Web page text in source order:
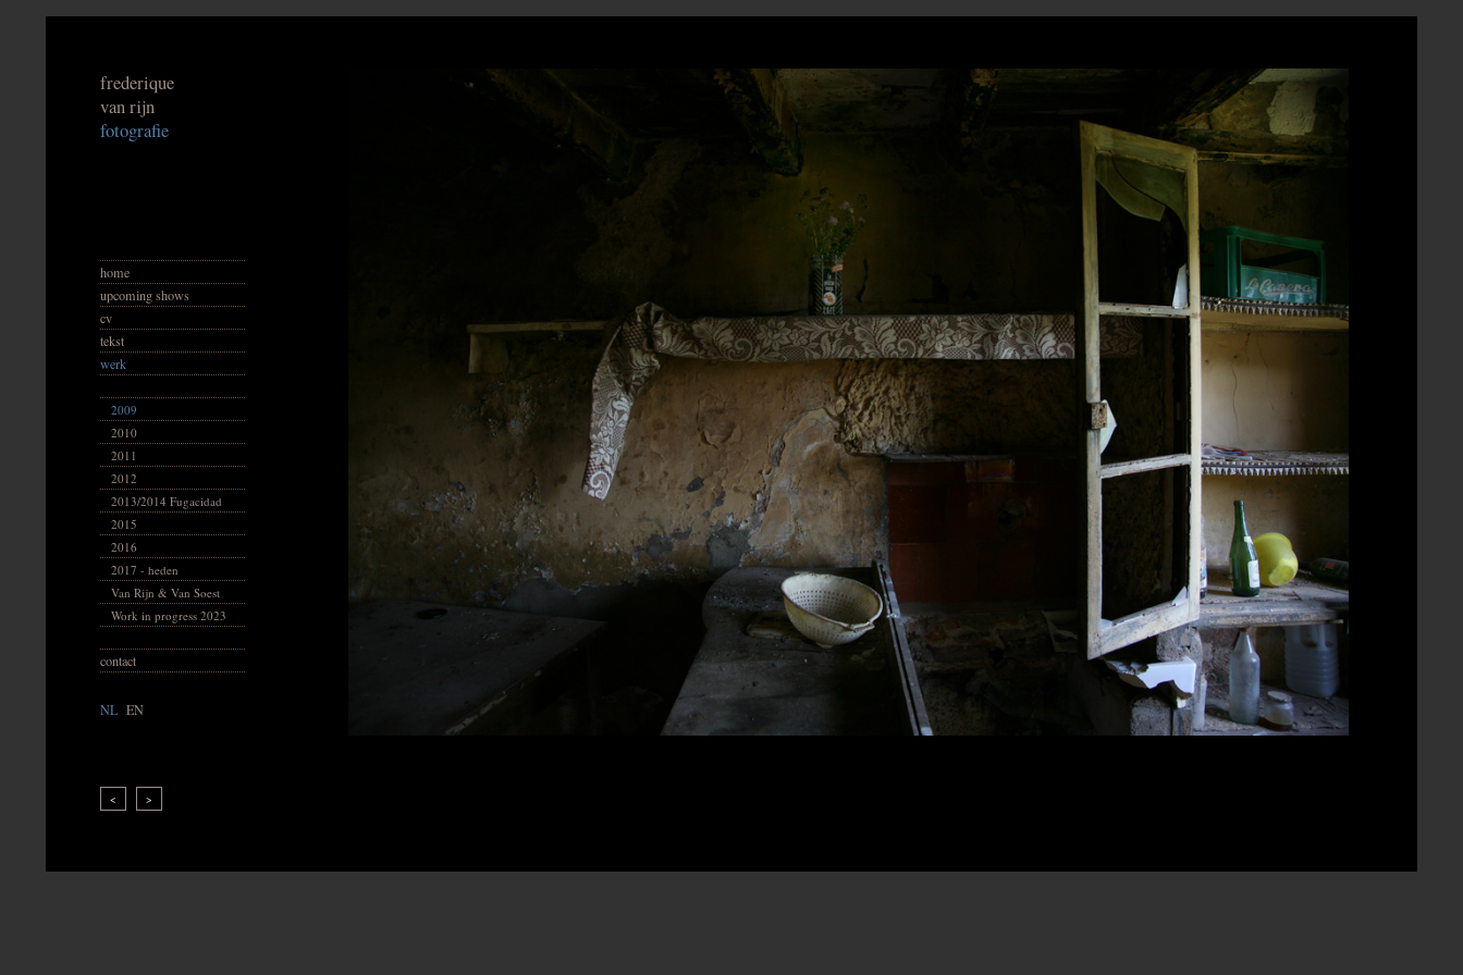
frederique
van rijn
fotografie
home
upcoming shows
cv
tekst
werk
2009
2010
2011
2012
2013/2014 Fugacidad
2015
2016
2017 - heden
Van Rijn & Van Soest
Work in progress 2023
contact
NL EN
< >